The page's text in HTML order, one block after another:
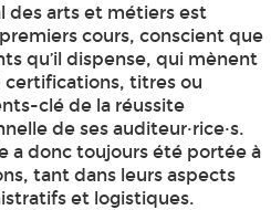
des arts et métiers est
cours, conscient que
qu’il dispense, qui mènent
certifications, titres ou
clé de la réussite
de ses auditeur·rice·s.
a donc toujours été portée à
tant dans leurs aspects
et logistiques.